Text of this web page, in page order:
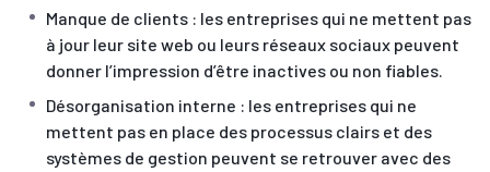
Manque de clients : les entreprises qui ne mettent pas
à jour leur site web ou leurs réseaux sociaux peuvent
donner l’impression d’être inactives ou non fiables.
Désorganisation interne : les entreprises qui ne
mettent pas en place des processus clairs et des
systèmes de gestion peuvent se retrouver avec des